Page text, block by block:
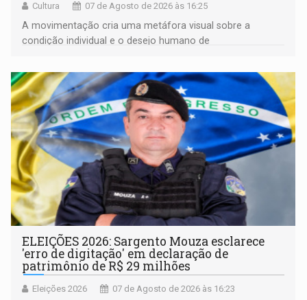
Cultura 07 de Agosto de 2026 às 16:25
A movimentação cria uma metáfora visual sobre a
condição individual e o desejo humano de
ELEIÇÕES 2026: Sargento Mouza esclarece
'erro de digitação' em declaração de
patrimônio de R$ 29 milhões
Eleições 2026 07 de Agosto de 2026 às 16:23